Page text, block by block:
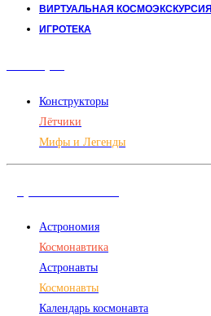
ВИРТУАЛЬНАЯ КОСМОЭКСКУРСИЯ
ИГРОТЕКА
Конструкторы
Лётчики
Мифы и Легенды
Астрономия
Космонавтика
Астронавты
Космонавты
Календарь космонавта